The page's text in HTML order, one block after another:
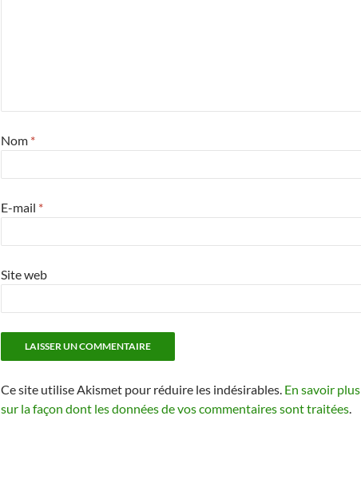
Nom *
E-mail *
Site web
Ce site utilise Akismet pour réduire les indésirables. En savoir plus
sur la façon dont les données de vos commentaires sont traitées.